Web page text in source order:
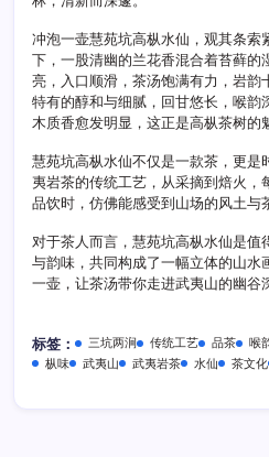
冲泡一壶慧苑坑高枞水仙，观其条索
下，一股清幽的兰花香混合着苔藓的
亮，入口顺滑，茶汤饱满有力，岩韵
特有的醇和与细腻，回甘悠长，喉韵
木质香愈发明显，这正是高枞茶树的
慧苑坑高枞水仙不仅是一款茶，更是
夷岩茶的传统工艺，从采摘到焙火，
品饮时，仿佛能感受到山场的风土与
对于茶人而言，慧苑坑高枞水仙是
与韵味，共同构成了一幅立体的山水
一壶，让茶汤带你走进武夷山的幽谷
标签： 三坑两涧 传统工艺 品茶 喉
枞味
武夷山 武夷岩茶 水仙 茶文化